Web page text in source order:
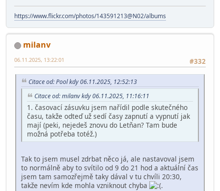
https://www.flickr.com/photos/143591213@N02/albums
milanv
#332
06.11.2025, 13:22:01
Citace od: Pool kdy 06.11.2025, 12:52:13
Citace od: milanv kdy 06.11.2025, 11:16:11
1. časovací zásuvku jsem nařídil podle skutečného
času, takže odteď už sedí časy zapnutí a vypnutí jak
mají (peki, nejedeš znovu do Letňan? Tam bude
možná potřeba totéž.)
Tak to jsem musel zdrbat něco já, ale nastavoval jsem
to normálně aby to svítilo od 9 do 21 hod a aktuální čas
jsem tam samozřejmě taky dával v tu chvíli 20:30,
takže nevím kde mohla vzniknout chyba
.